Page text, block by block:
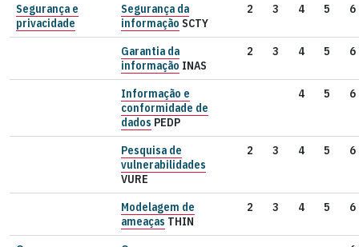
Segurança e
privacidade
Segurança da
informação SCTY
2 3 4 5 6
Garantia da
informação INAS
2 3 4 5 6
Informação e
conformidade de
dados PEDP
4 5 6
Pesquisa de
vulnerabilidades
VURE
2 3 4 5 6
Modelagem de
ameaças THIN
2 3 4 5 6